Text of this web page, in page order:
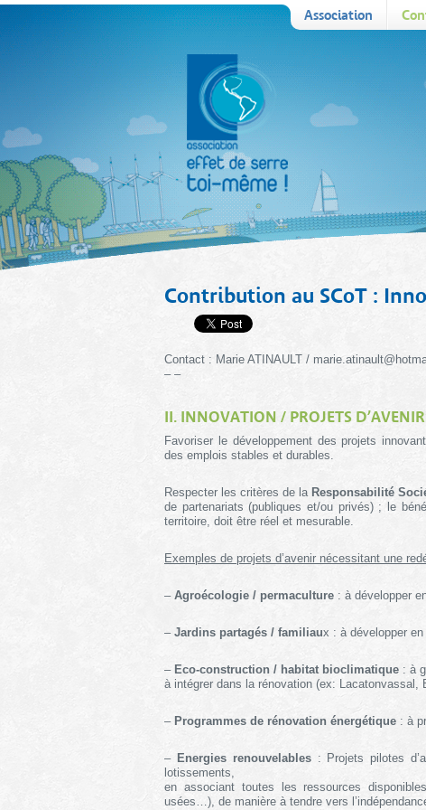
Association
Contribution au SCoT :
Contact : Marie ATINAULT /
– –
II. INNOVATION / PROJETS
Favoriser le développement des projets
des emplois stables et durables.
Respecter les critères de la Responsabilité
de partenariats (publiques et/ou privés) ; le
territoire, doit être réel et mesurable.
Exemples de projets d’avenir nécessitant une
– Agroécologie / permaculture : à développer
– Jardins partagés / familiaux : à développer
– Eco-construction / habitat bioclimatique : à
à intégrer dans la rénovation (ex:
– Programmes de rénovation énergétique : à
– Energies renouvelables: Projets pilotes
lotissements,
en associant toutes les ressources
usées…), de manière à tendre vers